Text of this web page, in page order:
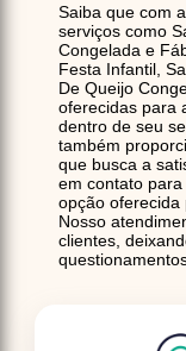
Saiba que com
serviços como
Congelada e
Festa Infantil,
De Queijo
oferecidas para
dentro de seu
também
que busca a
em contato
opção oferecida
Nosso
clientes,